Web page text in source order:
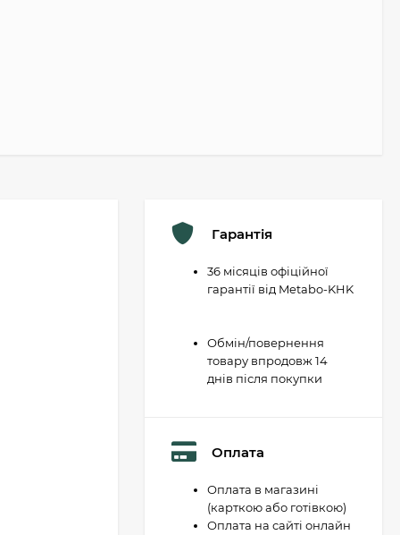
Гарантія
36 місяців офіційної
гарантії від Metabo-KHK
Обмін/повернення
товару впродовж 14
днів після покупки
Оплата
Оплата в магазині
(карткою або готівкою)
Оплата на сайті онлайн